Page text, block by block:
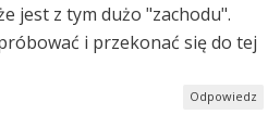
jest z tym dużo "zachodu".
i przekonać się do tej
Odpowiedz